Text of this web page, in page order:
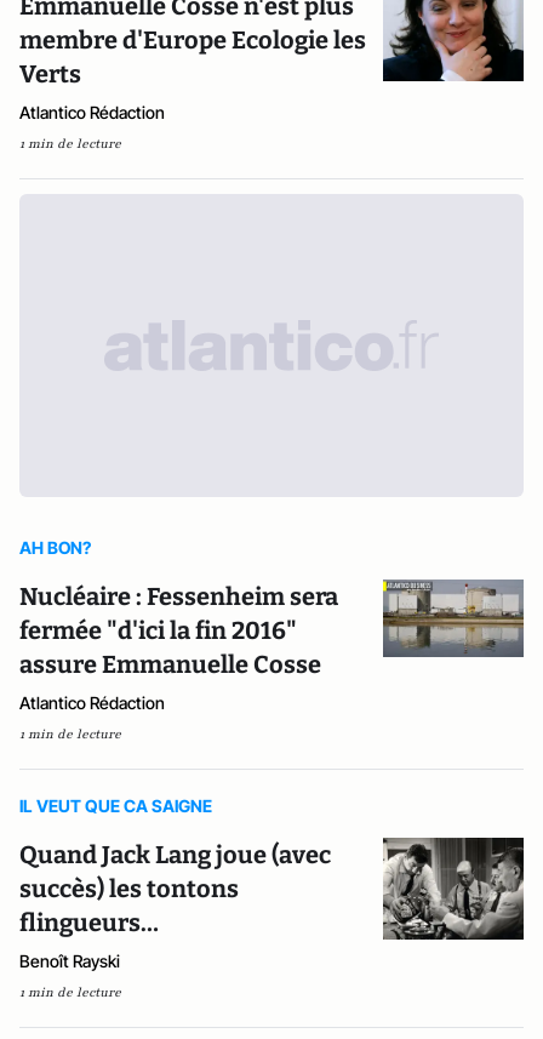
Emmanuelle Cosse n'est plus
membre d'Europe Ecologie les
Verts
Atlantico Rédaction
1 min de lecture
AH BON?
Nucléaire : Fessenheim sera
fermée "d'ici la fin 2016"
assure Emmanuelle Cosse
Atlantico Rédaction
1 min de lecture
IL VEUT QUE CA SAIGNE
Quand Jack Lang joue (avec
succès) les tontons
flingueurs…
Benoît Rayski
1 min de lecture